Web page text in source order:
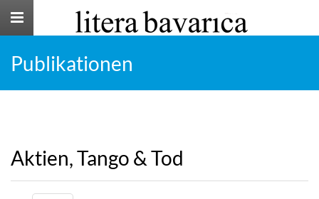
Toggle
Publikationen
Aktien, Tango & Tod